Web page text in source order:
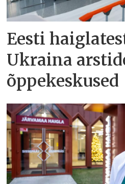
Eesti
Ukraina
õppekeskused